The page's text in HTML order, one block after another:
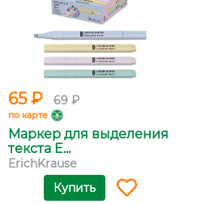
65 ₽ 69 ₽
по карте
Маркер для выделения
текста E...
ErichKrause
Купить